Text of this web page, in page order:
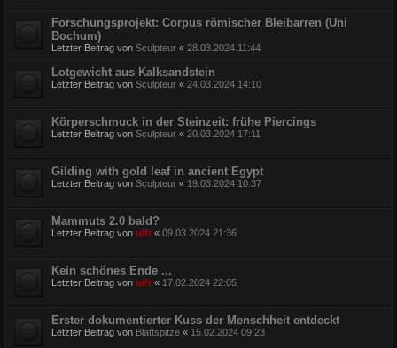
Forschungsprojekt: Corpus römischer Bleibarren (Uni
Bochum)
Letzter Beitrag von Sculpteur « 28.03.2024 11:44
Lotgewicht aus Kalksandstein
Letzter Beitrag von Sculpteur « 24.03.2024 14:10
Körperschmuck in der Steinzeit: frühe Piercings
Letzter Beitrag von Sculpteur « 20.03.2024 17:11
Gilding with gold leaf in ancient Egypt
Letzter Beitrag von Sculpteur « 19.03.2024 10:37
Mammuts 2.0 bald?
Letzter Beitrag von ulfr « 09.03.2024 21:36
Kein schönes Ende ...
Letzter Beitrag von ulfr « 17.02.2024 22:05
Erster dokumentierter Kuss der Menschheit entdeckt
Letzter Beitrag von Blattspitze « 15.02.2024 09:23